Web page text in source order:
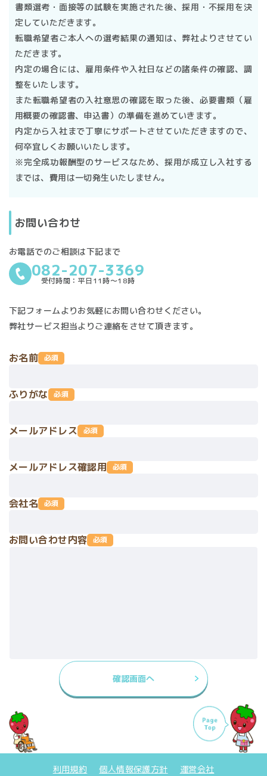
書類選考・面接等の試験を実施された後、採用・不採用を決
定していただきます。
転職希望者ご本人への選考結果の通知は、弊社よりさせてい
ただきます。
内定の場合には、雇用条件や入社日などの諸条件の確認、調
整をいたします。
また転職希望者の入社意思の確認を取った後、必要書類（雇
用概要の確認書、申込書）の準備を進めていきます。
内定から入社まで丁寧にサポートさせていただきますので、
何卒宜しくお願いいたします。
※完全成功報酬型のサービスなため、採用が成立し入社する
までは、費用は一切発生いたしません。
お問い合わせ
お電話でのご相談は下記まで
082-207-3369
下記フォームよりお気軽にお問い合わせください。
弊社サービス担当よりご連絡をさせて頂きます。
お名前 必須
ふりがな 必須
メールアドレス 必須
メールアドレス確認用 必須
会社名 必須
お問い合わせ内容 必須
利用規約 個人情報保護方針 運営会社
で、利用者の求めに応じ、変更、追加、削除できるものと
報を保つものとします。
合、利用者が当社に対し、賠償義務を負うものとします。
・利用者は、本サービスの利用にあたり第三者等と紛争が
生じた場合、自己責任で処理解決することとします。
音する場合があり、これに利用者はあらかじめ承諾するも
のとします。
・一人一アカウントの利用違反
・当社、他の利用者又は第三者の著作権等知的財産権を侵
害する行為
・当社、他の利用者又は第三者の財産権、プライバシーに
・民族・人社・性別その他特定の集団に対する差別行為、
それにつながる行為
・本サービスで得られた情報を、利用目的の範囲を超えた
・コンピューター・ウィルスその他の有害なコンピュータ
・本サービス運営の妨害となる一切の行為
・法令、公序良俗に反する行為
免責事項
者によって提供される情報、利用者等が本サービスに登録
用不能または変更、利用者情報の削除または消失､登録の
抹消、本サービスの利用によるデータの消失または機器の
故障もしくは損傷、その他本サービスに関連して利用者が
被った損害につき、一切責任を負わないものとします。
・本ウェブサイトから他のウェブサイトへのリンク又は他
のウェブサイトから本ウェブサイトへのリンクが提供され
て継続的改善を実施いたします。
■個人情報の取り扱いについて
個人情報の定義について
個人情報とは、個人に関する情報であって、当該情報に含
まれる氏名、住所、電話番号、メールアドレス、勤務先、
生年月日その他の記述等により利用者個人を識別できるも
のをいいます。また、その情報のみでは識別できない場合
であっても、他の情報と容易に照合することができ、それ
により個人を識別できる情報も個人情報に含まれます。
個人情報の管理について
当社は、当社が提供する本サービスをご利用になる利用者
の個人情報の管理に細心の注意を払い取り扱うものとしま
努めております。また、役職者等に対しては個人情報保護
のための研修・教育を定期的に実施するよう努めてまいり
ます。
個人情報の取得と利用目的について
です。当社は、事前の同意を得ず、利用目的の範囲を超え
て個人情報を利用することはありません。個人情報の利用
す。
供
通じた広告配信を含む。以下同じ）への個人情報開示
おけるメールマガジン、DM等での送付
ける取材対象者の募集
に対しての対応
統計情報または匿名加工情報への加工、及びその利用ま
い場合には、各種サービスを受けられないことがありま
個人情報の第三者への開示について
当社は、利用者の個人情報について利用目的を定める場合
や利用者にご承諾いただいた場合を除き、原則第三者に開
示することはしません。ただし、以下の場合には関係する
法令に反しない範囲で、利用者の同意なく個人情報を開示